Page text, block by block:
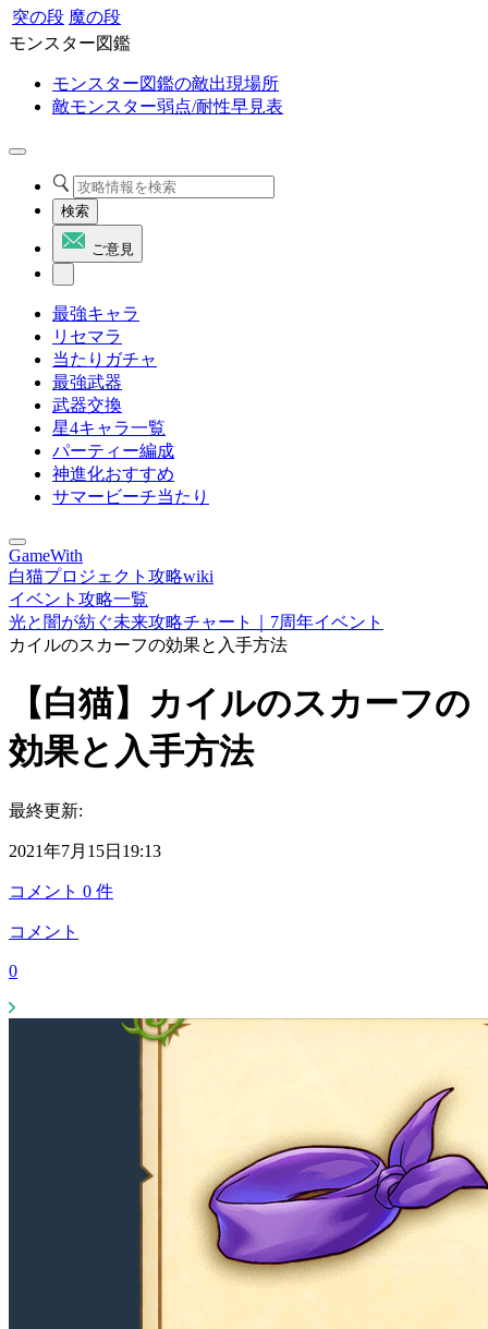
突の段 魔の段
モンスター図鑑
モンスター図鑑の敵出現場所
敵モンスター弱点/耐性早見表
検索
ご意見
最強キャラ
リセマラ
当たりガチャ
最強武器
武器交換
星4キャラ一覧
パーティー編成
神進化おすすめ
サマービーチ当たり
GameWith
白猫プロジェクト攻略wiki
イベント攻略一覧
光と闇が紡ぐ未来攻略チャート｜7周年イベント
カイルのスカーフの効果と入手方法
【白猫】カイルのスカーフの
効果と入手方法
最終更新:
2021年7月15日19:13
コメント 0 件
コメント
0